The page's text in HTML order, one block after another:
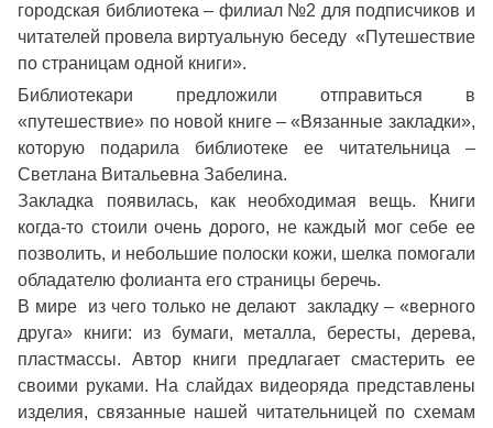
городская библиотека – филиал №2 для подписчиков и
читателей провела виртуальную беседу «Путешествие
по страницам одной книги».
Библиотекари предложили отправиться в
«путешествие» по новой книге – «Вязанные закладки»,
которую подарила библиотеке ее читательница –
Светлана Витальевна Забелина.
Закладка появилась, как необходимая вещь. Книги
когда-то стоили очень дорого, не каждый мог себе ее
позволить, и небольшие полоски кожи, шелка помогали
обладателю фолианта его страницы беречь.
В мире из чего только не делают закладку – «верного
друга» книги: из бумаги, металла, бересты, дерева,
пластмассы. Автор книги предлагает смастерить ее
своими руками. На слайдах видеоряда представлены
изделия, связанные нашей читательницей по схемам